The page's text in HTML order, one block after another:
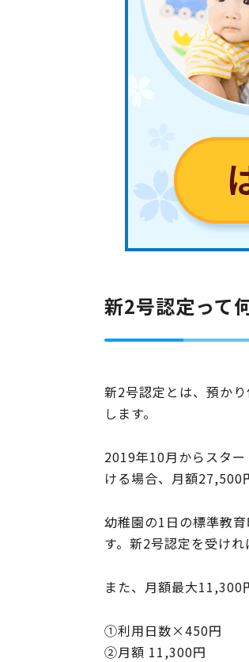
新2号認定って
新2号認定とは、預か
します。
2019年10月からスタ
ける場合、月額27,500
幼稚園の1日の標準教
す。新2号認定を受け
また、月額最大11,300
①利用日数×450円
②月額 11,300円